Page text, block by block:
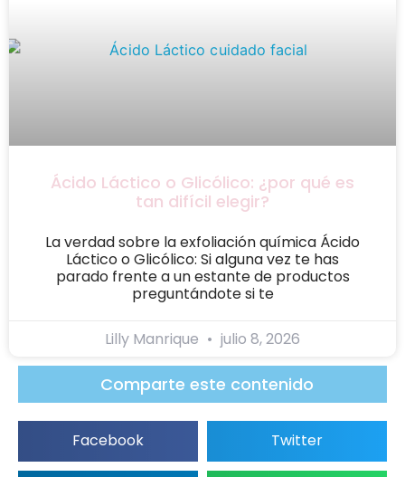
Ácido Láctico o Glicólico: ¿por qué es
tan difícil elegir?
La verdad sobre la exfoliación química Ácido
Láctico o Glicólico: Si alguna vez te has
parado frente a un estante de productos
preguntándote si te
Lilly Manrique julio 8, 2026
Comparte este contenido
Facebook Twitter